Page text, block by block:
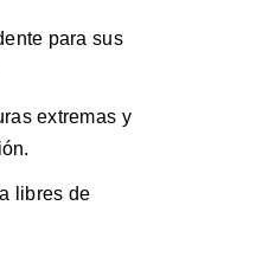
para sus
extremas y
libres de